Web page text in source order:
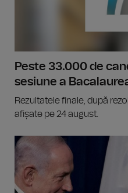
Peste 33.000 de
sesiune a
Rezultatele finale, după
afișate pe 24 august.